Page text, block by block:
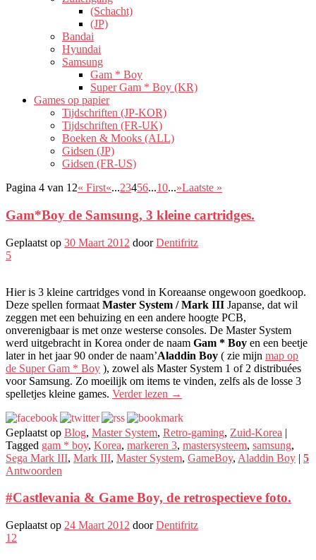
(Schacht)
(JP)
Bandai
Hyundai
Samsung
Gam * Boy
Super Gam * Boy (KR)
Games op papier
Tijdschriften (JP-KOR)
Tijdschriften (FR-UK)
Boeken & Mooks (ALL)
Gidsen (JP)
Gidsen (FR-US)
Pagina 4 van 12« First«...23456...10...»Laatste »
Gam*Boy de Samsung, 3 kleine cartridges.
Geplaatst op 30 Maart 2012 doorDentifritz
5
Hier is 3 kleine cartridges vond in Koreaanse ongewoon goedkoop.
Deze spellen formaat Master System / Mark III Japanse, dat wil
zeggen met een behuizing en een andere hoogte PCB,
onverenigbaar is met onze westerse consoles. De Master System
werd uitgebracht in Korea onder de naam Gam * Boy en een beetje
later in het jaar 90 onder de naam’Aladdin Boy ( zie mijn map op
de Super Gam * Boy ), zowel als Master System 1 of 2 distribuées
voor Samsung. Zo moeilijk om items te vinden, zelfs als de losse 3
spelletjes kleine games. Verder lezen →
Geplaatst op Blog, Master System, Retro-gaming, Zuid-Korea |
Tagged gam * boy, Korea, markeren 3, mastersysteem, samsung,
Sega Mark III, Mark III, Master System, GameBoy, Aladdin Boy | 5
Antwoorden
#Castlevania & Game Boy, de retrospectieve foto.
Geplaatst op 24 Maart 2012 doorDentifritz
12